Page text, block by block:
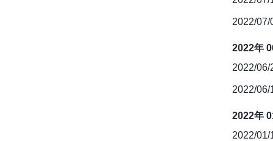
2022/
2022年
2022/
2022/
2022年
2022/